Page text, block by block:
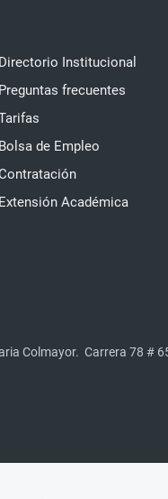
Directorio Institucional
Preguntas frecuentes
Bolsa de Empleo
Extensión Académica
Colmayor. Carrera 78 #